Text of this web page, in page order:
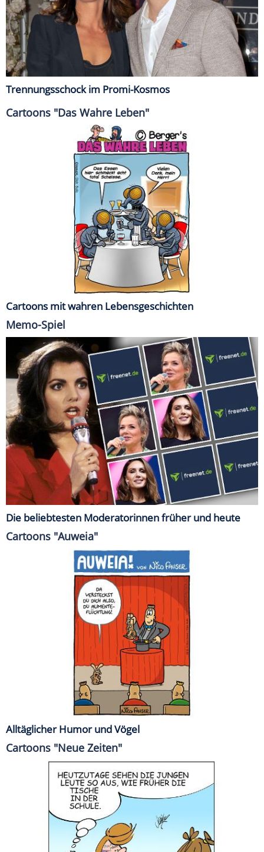
Trennungsschock im Promi-Kosmos
Cartoons "Das Wahre Leben"
Cartoons mit wahren Lebensgeschichten
Memo-Spiel
Die beliebtesten Moderatorinnen früher und heute
Cartoons "Auweia"
Alltäglicher Humor und Vögel
Cartoons "Neue Zeiten"